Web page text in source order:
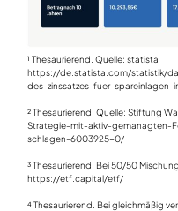
¹ Thesaurierend. Quelle: statista
https://de.statista.com/statistik/
des-zinssatzes-fuer-
² Thesaurierend. Quelle: Stiftung
Strategie-mit-aktiv-gemanagten-
schlagen-6003925-0/
³ Thesaurierend. Bei 50/50
https://etf.capital/etf/
⁴ Thesaurierend. Bei gleichmäßig